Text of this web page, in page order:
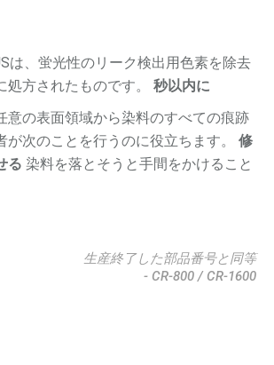
は、蛍光性のリーク検出用色素を除去
処方されたものです。 秒以内に
意の表面領域から染料のすべての痕跡
が次のことを行うのに役立ちます。 修
る 染料を落とそうと手間をかけること
生産終了した部品番号と同等
- CR-800 / CR-1600